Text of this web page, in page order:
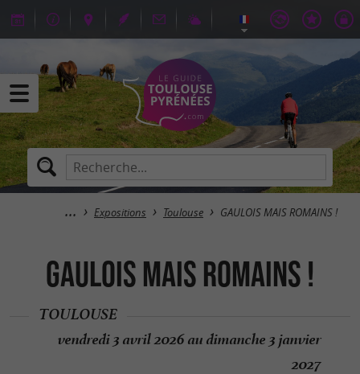
Expositions Toulouse GAULOIS MAIS ROMAINS !
GAULOIS MAIS ROMAINS !
TOULOUSE
vendredi 3 avril 2026 au dimanche 3 janvier
2027